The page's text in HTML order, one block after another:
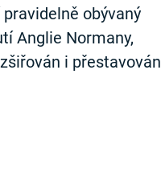
obývaný
Anglie Normany,
i přestavován